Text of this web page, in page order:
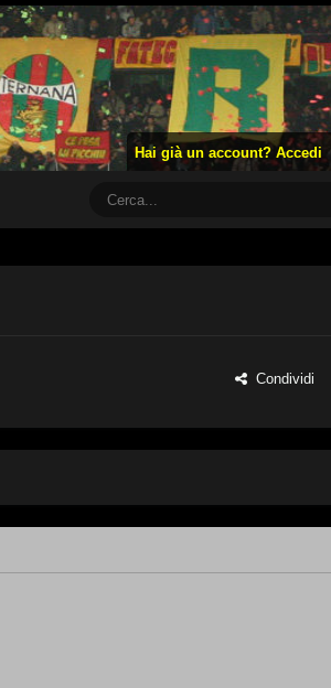
Hai già un account? Accedi
Condividi